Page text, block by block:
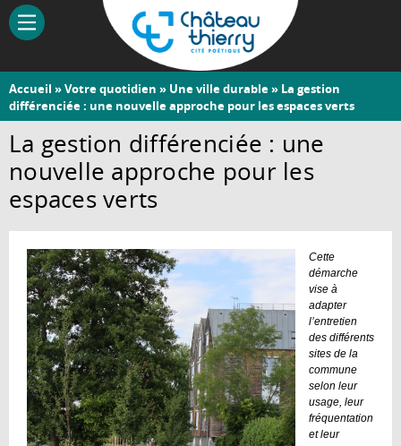
Aller
contenu
Château-
Thierry
Vous
êtes
ici
Accueil »Votre quotidien » Une ville durable» La gestion
différenciée : une nouvelle approche pour les espaces verts
La gestion différenciée : une
nouvelle approche pour les
espaces verts
Cette
démarche
vise à
adapter
l’entretien
des différents
sites de la
commune
selon leur
usage, leur
fréquentation
et leur